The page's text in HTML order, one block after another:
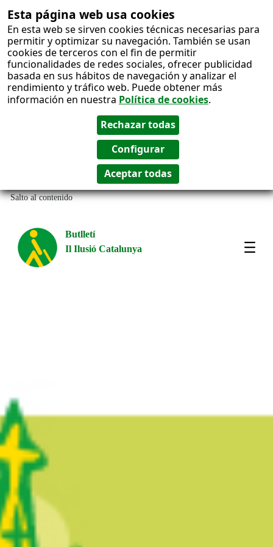
Esta página web usa cookies
En esta web se sirven cookies técnicas necesarias para
permitir y optimizar su navegación. También se usan
cookies de terceros con el fin de permitir
funcionalidades de redes sociales, ofrecer publicidad
basada en sus hábitos de navegación y analizar el
rendimiento y tráfico web. Puede obtener más
información en nuestra Política de cookies.
Salto al contenido
Butlletí
Il Ilusió Catalunya